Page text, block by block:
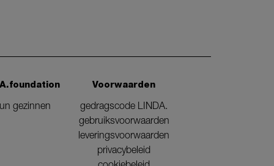
gezinnen
Voorwaarden
gedragscode LINDA.
gebruiksvoorwaarden
leveringsvoorwaarden
privacybeleid